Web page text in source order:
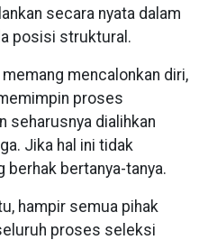
secara nyata dalam
posisi struktural.
mencalonkan diri,
proses
seharusnya dialihkan
Jika hal ini tidak
berhak bertanya-tanya.
hampir semua pihak
proses seleksi